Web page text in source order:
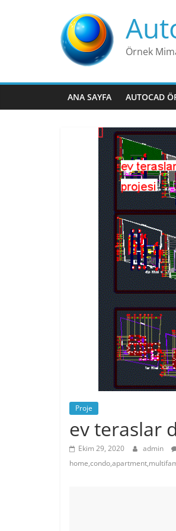
Örnek
ANA SAYFA AUTOCAD
Proje
ev teraslar
Ekim 29, 2020 admin